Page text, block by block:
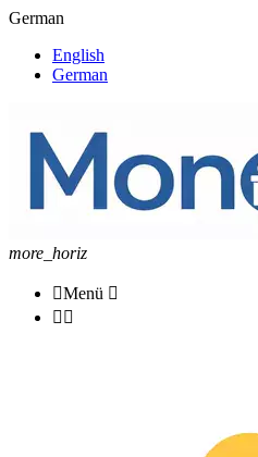
German
English
German
more_horiz
Menü 
 